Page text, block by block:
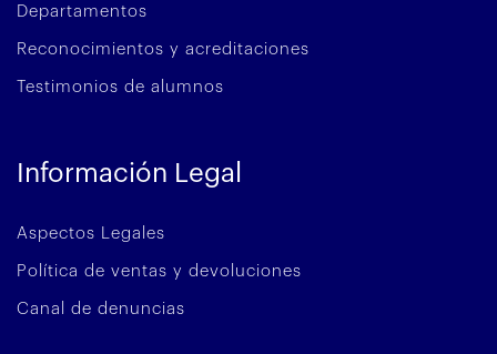
Departamentos
Reconocimientos y acreditaciones
Testimonios de alumnos
Información Legal
Aspectos Legales
Política de ventas y devoluciones
Canal de denuncias